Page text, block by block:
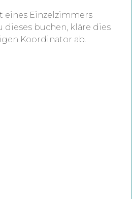
eines Einzelzimmers
dieses buchen, kläre dies
Koordinator ab.